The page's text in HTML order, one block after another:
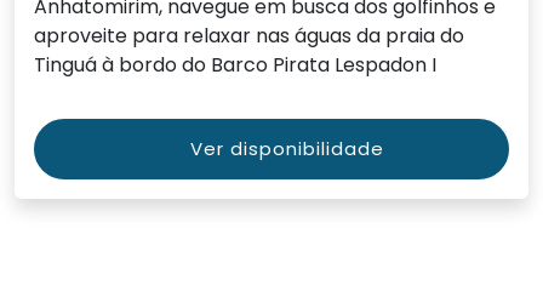
Anhatomirim, navegue em busca dos golfinhos e
aproveite para relaxar nas águas da praia do
Tinguá à bordo do Barco Pirata Lespadon I
Ver disponibilidade